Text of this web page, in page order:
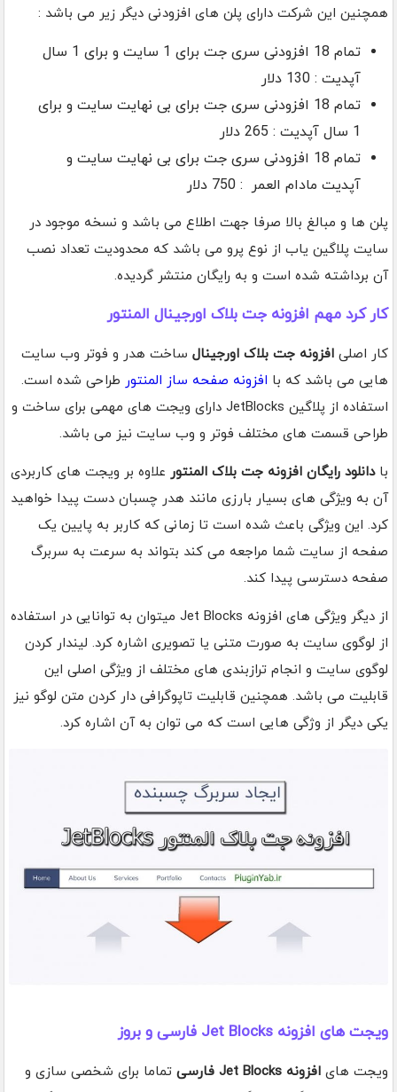
همچنین این شرکت دارای پلن های افزودنی دیگر زیر می باشد :
تمام 18 افزودنی سری جت برای 1 سایت و برای 1 سال
آپدیت : 130 دلار
تمام 18 افزودنی سری جت برای بی نهایت سایت و برای
1 سال آپدیت : 265 دلار
تمام 18 افزودنی سری جت برای بی نهایت سایت و
آپدیت مادام العمر : 750 دلار
پلن ها و مبالغ بالا صرفا جهت اطلاع می باشد و نسخه موجود در
سایت پلاگین یاب از نوع پرو می باشد که محدودیت تعداد نصب
آن برداشته شده است و به رایگان منتشر گردیده.
کار کرد مهم افزونه جت بلاک اورجینال المنتور
کار اصلی افزونه جت بلاک اورجینال ساخت هدر و فوتر وب سایت
هایی می باشد که با افزونه صفحه ساز المنتور طراحی شده است.
استفاده از پلاگین JetBlocks دارای ویجت های مهمی برای ساخت و
طراحی قسمت های مختلف فوتر و وب سایت نیز می باشد.
بادانلود رایگان افزونه جت بلاک المنتور علاوه بر ویجت های کاربردی
آن به ویژگی های بسیار بارزی مانند هدر چسبان دست پیدا خواهید
کرد. این ویژگی باعث شده است تا زمانی که کاربر به پایین یک
صفحه از سایت شما مراجعه می کند بتواند به سرعت به سربرگ
صفحه دسترسی پیدا کند.
از دیگر ویژگی های افزونه Jet Blocks میتوان به توانایی در استفاده
از لوگوی سایت به صورت متنی یا تصویری اشاره کرد. لیندار کردن
لوگوی سایت و انجام ترازبندی های مختلف از ویژگی اصلی این
قابلیت می باشد. همچنین قابلیت تاپوگرافی دار کردن متن لوگو نیز
یکی دیگر از وژگی هایی است که می توان به آن اشاره کرد.
ویجت های افزونه Jet Blocks فارسی و بروز
ویجت های افزونه Jet Blocks فارسی
تماما برای شخصی سازی و